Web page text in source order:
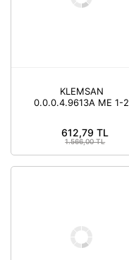
KLEMSAN
0.0.0.4.9613A ME 1-2
612,79 TL
1.566,00 TL